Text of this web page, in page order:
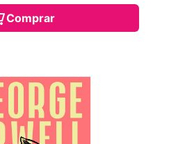
Comprar